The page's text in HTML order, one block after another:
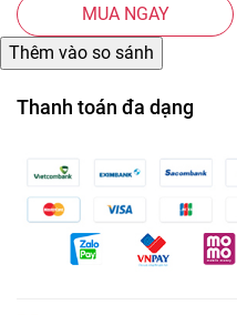
MUA NGAY
Thanh toán đa dạng